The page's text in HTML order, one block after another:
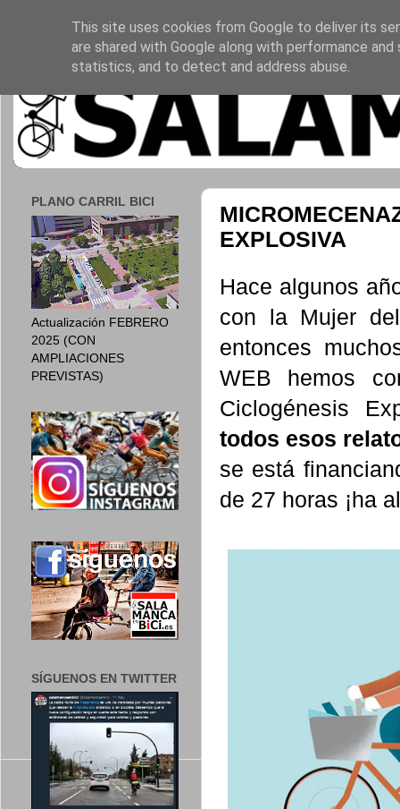
EXPLOSIVA
Hace algunos
con la Mujer
entonces
WEB hemos
Ciclogénesis
todos esos
se está
de 27 horas ¡ha
PLANO CARRIL BICI
Actualización FEBRERO
2025 (CON
AMPLIACIONES
PREVISTAS)
SÍGUENOS EN TWITTER
This site uses cookies from Google to deliver its
are shared with Google along with performance
statistics, and to detect and address abuse.